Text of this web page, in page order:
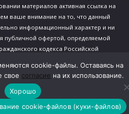
материалов активная ссылка на
ваше внимание на то, что данный
информационный характер и ни
публичной офертой, определяемой
кодекса Российской
персональных данных .
к защите персональных
cookie-файлы. Оставаясь на
свое согласие на их использование.
Хорошо
cookie-файлов (куки-файлов)